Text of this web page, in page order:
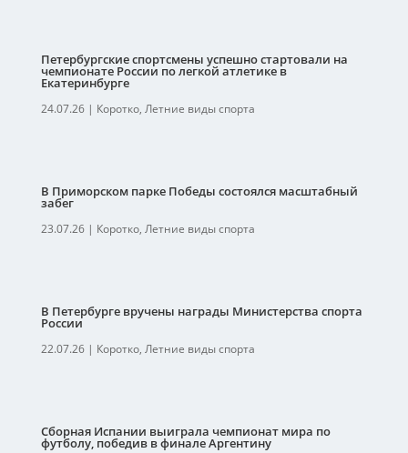
Петербургские спортсмены успешно стартовали на
чемпионате России по легкой атлетике в
Екатеринбурге
24.07.26| Коротко, Летние виды спорта
В Приморском парке Победы состоялся масштабный
забег
23.07.26| Коротко, Летние виды спорта
В Петербурге вручены награды Министерства спорта
России
22.07.26| Коротко, Летние виды спорта
Сборная Испании выиграла чемпионат мира по
футболу, победив в финале Аргентину